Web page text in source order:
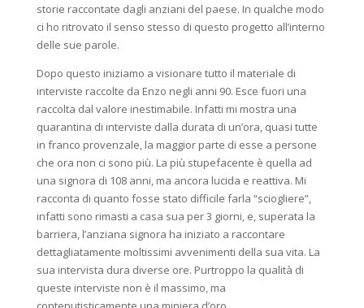
storie raccontate dagli anziani del paese. In qualche modo
ci ho ritrovato il senso stesso di questo progetto all’interno
delle sue parole.
Dopo questo iniziamo a visionare tutto il materiale di
interviste raccolte da Enzo negli anni 90. Esce fuori una
raccolta dal valore inestimabile. Infatti mi mostra una
quarantina di interviste dalla durata di un’ora, quasi tutte
in franco provenzale, la maggior parte di esse a persone
che ora non ci sono più. La più stupefacente è quella ad
una signora di 108 anni, ma ancora lucida e reattiva. Mi
racconta di quanto fosse stato difficile farla “sciogliere”,
infatti sono rimasti a casa sua per 3 giorni, e, superata la
barriera, l’anziana signora ha iniziato a raccontare
dettagliatamente moltissimi avvenimenti della sua vita. La
sua intervista dura diverse ore. Purtroppo la qualità di
queste interviste non è il massimo, ma